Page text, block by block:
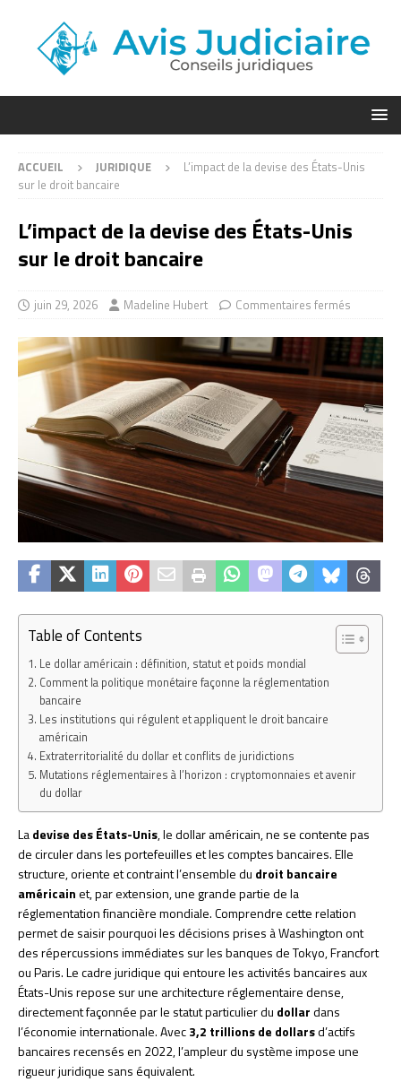
ACCUEIL JURIDIQUE
L’impact de la devise des États-Unis
sur le droit bancaire
L’impact de la devise des États-Unis
sur le droit bancaire
juin 29, 2026 Madeline Hubert Commentaires fermés
Table of Contents
Le dollar américain : définition, statut et poids mondial
Comment la politique monétaire façonne la réglementation
bancaire
Les institutions qui régulent et appliquent le droit bancaire
américain
Extraterritorialité du dollar et conflits de juridictions
Mutations réglementaires à l’horizon : cryptomonnaies et avenir
du dollar
Ladevise des États-Unis, le dollar américain, ne se contente pas
de circuler dans les portefeuilles et les comptes bancaires. Elle
structure, oriente et contraint l’ensemble du droit bancaire
américainet, par extension, une grande partie de la
réglementation financière mondiale. Comprendre cette relation
permet de saisir pourquoi les décisions prises à Washington ont
des répercussions immédiates sur les banques de Tokyo, Francfort
ou Paris. Le cadre juridique qui entoure les activités bancaires aux
États-Unis repose sur une architecture réglementaire dense,
directement façonnée par le statut particulier du dollardans
l’économie internationale. Avec3,2 trillions de dollarsd’actifs
bancaires recensés en 2022, l’ampleur du système impose une
rigueur juridique sans équivalent.